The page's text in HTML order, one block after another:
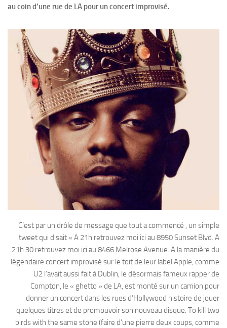
au coin d’une rue de LA pour un concert improvisé.
C’est par un drôle de message que tout a commencé , un simple
tweet qui disait « A 21h retrouvez moi ici au 8950 Sunset Blvd. A
21h 30 retrouvez moi ici au 8466 Melrose Avenue. A la manière du
légendaire concert improvisé sur le toit de leur label Apple, comme
U2 l’avait aussi fait à Dublin, le désormais fameux rapper de
Compton, le « ghetto » de LA, est monté sur un camion pour
donner un concert dans les rues d’Hollywood histoire de jouer
quelques titres et de promouvoir son nouveau disque. To kill two
birds with the same stone (faire d’une pierre deux coups, comme